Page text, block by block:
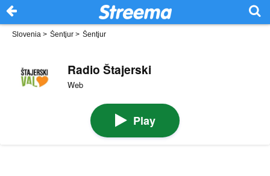
Slovenia > Šentjur > Šentjur
Radio Štajerski
Web
Play